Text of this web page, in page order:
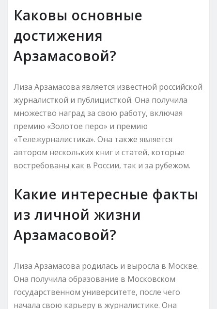
Каковы основные
достижения
Арзамасовой?
Лиза Арзамасова является известной российской
журналисткой и публицисткой. Она получила
множество наград за свою работу, включая
премию «Золотое перо» и премию
«Тележурналистика». Она также является
автором нескольких книг и статей, которые
востребованы как в России, так и за рубежом.
Какие интересные факты
из личной жизни
Арзамасовой?
Лиза Арзамасова родилась и выросла в Москве.
Она получила образование в Московском
государственном университете, после чего
начала свою карьеру в журналистике. Она